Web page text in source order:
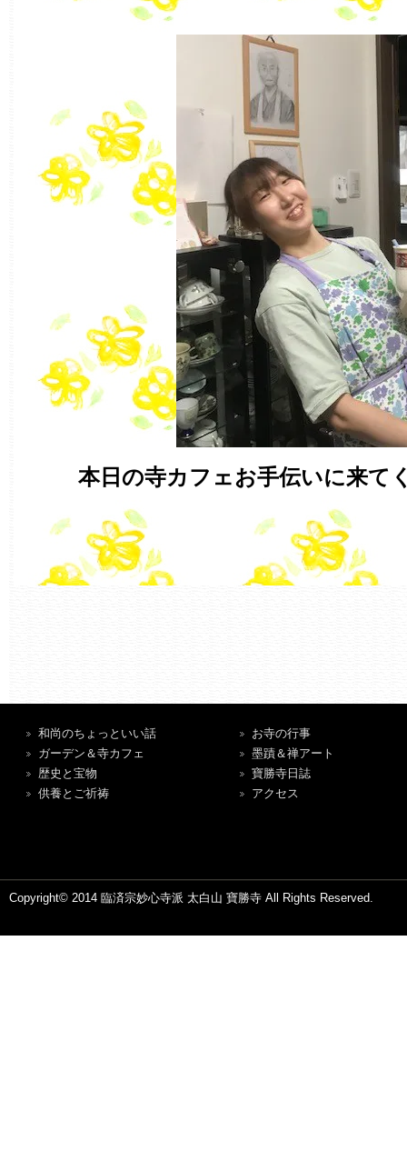
本日の寺カフェお手伝いに来て
和尚のちょっといい話
ガーデン＆寺カフェ
歴史と宝物
供養とご祈祷
お寺の行事
墨蹟＆禅アート
寶勝寺日誌
アクセス
Copyright© 2014 臨済宗妙心寺派 太白山 寶勝寺 All Rights Reserved.